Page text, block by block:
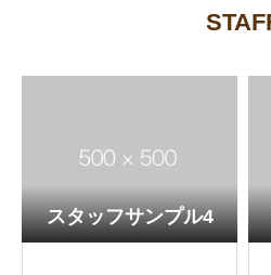
スタッフサンプル4